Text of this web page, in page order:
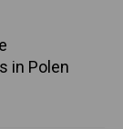
in Polen